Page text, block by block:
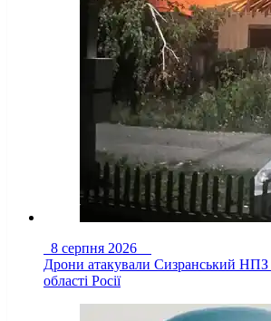
8 серпня 2026
Дрони атакували Сизранський НПЗ
області Росії